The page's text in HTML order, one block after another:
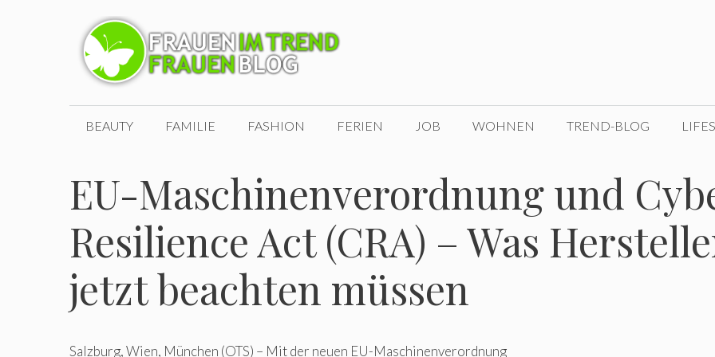
BEAUTY FAMILIE FASHION FERIEN JOB WOHNEN TREND-BLOG
EU-Maschinenverordnung und
Resilience Act (CRA) – Was
jetzt beachten müssen
Salzburg, Wien, München (OTS) – Mit der neuen EU-Maschinenverordnung